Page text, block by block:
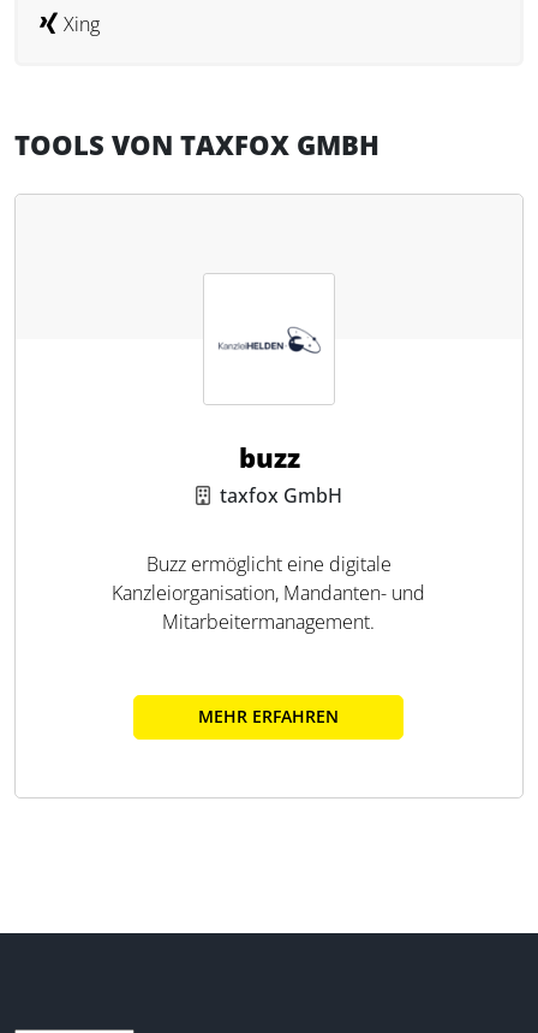
Xing
TOOLS VON TAXFOX GMBH
buzz
taxfox GmbH
Buzz ermöglicht eine digitale
Kanzleiorganisation, Mandanten- und
Mitarbeitermanagement.
MEHR ERFAHREN